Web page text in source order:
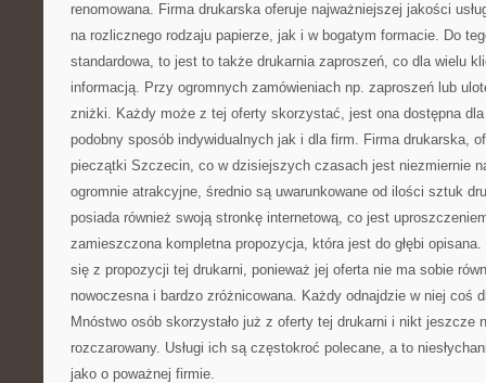
renomowana. Firma drukarska oferuje najważniejszej jakości
na rozlicznego rodzaju papierze, jak i w bogatym formacie. Do
standardowa, to jest to także drukarnia zaproszeń, co dla wielu
informacją. Przy ogromnych zamówieniach np. zaproszeń lub
zniżki. Każdy może z tej oferty skorzystać, jest ona dostępna
podobny sposób indywidualnych jak i dla firm. Firma drukarska,
pieczątki Szczecin, co w dzisiejszych czasach jest niezmiernie
ogromnie atrakcyjne, średnio są uwarunkowane od ilości sztuk
posiada również swoją stronkę internetową, co jest
zamieszczona kompletna propozycja, która jest do głębi opisana.
się z propozycji tej drukarni, ponieważ jej oferta nie ma sobie
nowoczesna i bardzo zróżnicowana. Każdy odnajdzie w niej coś
Mnóstwo osób skorzystało już z oferty tej drukarni i nikt jeszcze
rozczarowany. Usługi ich są częstokroć polecane, a to
jako o poważnej firmie.